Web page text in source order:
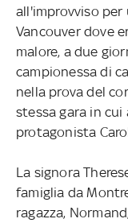
all'improvviso per
Vancouver dove
malore, a due
campionessa di
nella prova del
stessa gara in cui
protagonista
La signora
famiglia da
ragazza,